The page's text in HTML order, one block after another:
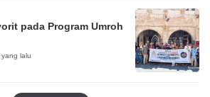
pada Program Umroh
lalu